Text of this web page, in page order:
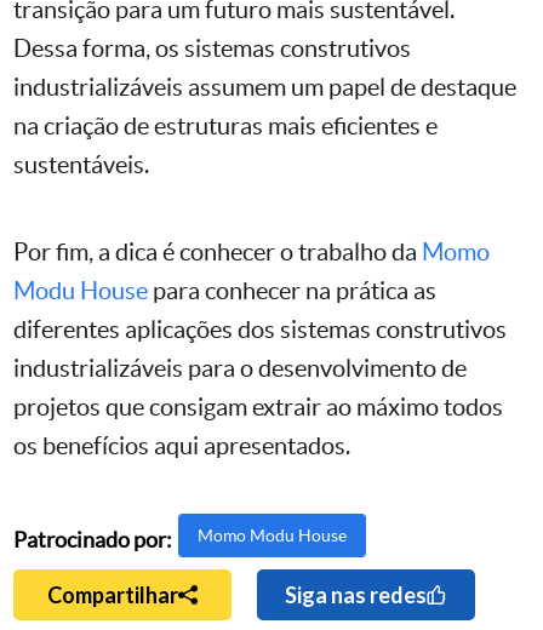
transição para um futuro mais sustentável.
Dessa forma, os sistemas construtivos
industrializáveis assumem um papel de destaque
na criação de estruturas mais eficientes e
sustentáveis.
Por fim, a dica é conhecer o trabalho da Momo
Modu House para conhecer na prática as
diferentes aplicações dos sistemas construtivos
industrializáveis para o desenvolvimento de
projetos que consigam extrair ao máximo todos
os benefícios aqui apresentados.
Patrocinado por: Momo Modu House
Compartilhar Siga nas redes